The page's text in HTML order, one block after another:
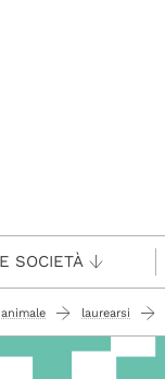
SOCIETÀ
laurearsi